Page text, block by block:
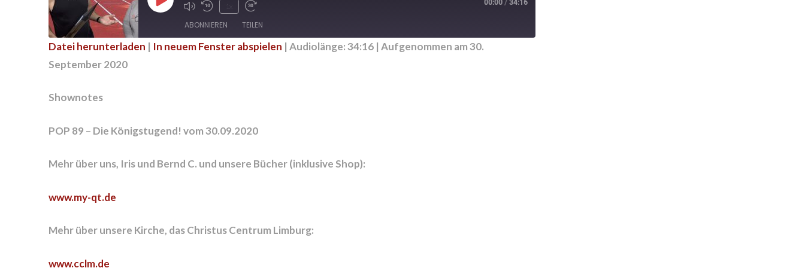
Play
Episode
00:00 / 34:16
ABONNIEREN TEILEN
TEILEN
Datei herunterladen | In neuem Fenster abspielen | Audiolänge: 34:16| Aufgenommen am 30.
September 2020
Shownotes
POP 89 – Die Königstugend! vom 30.09.2020
Mehr über uns, Iris und Bernd C. und unsere Bücher (inklusive Shop):
www.my-qt.de
Mehr über unsere Kirche, das Christus Centrum Limburg:
www.cclm.de